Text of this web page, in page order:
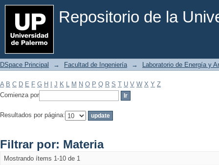
Repositorio de la
Filtrar por: Materia
DSpace Principal → Facultad de Ingeniería → Laboratorio de Energía y
A B C D E F G H J K L M N O P Q R S T U V W X Y Z
Comienza por
Resultados por página:
Filtrar por: Materia
Mostrando ítems 1-10 de 1